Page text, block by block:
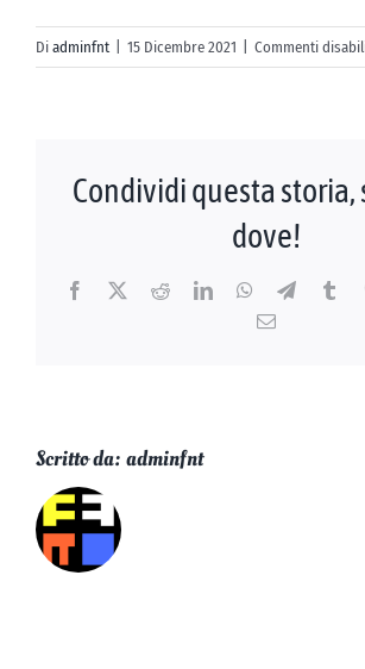
Di adminfnt 15 Dicembre 2021 Commenti
Condividi questa storia,
dove!
Facebook
X RedditLinkedInWhatsApp
Telegram
Email
Scritto da: adminfnt